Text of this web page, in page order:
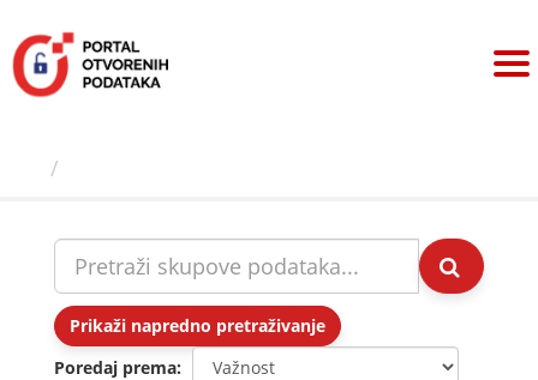
sadržaj
Prikaži napredno pretraživanje
Poredaj prema